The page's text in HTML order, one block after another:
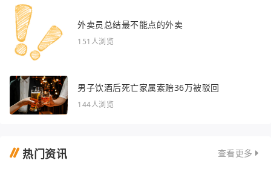
外卖员总结最不能点的外卖
151人浏览
男子饮酒后死亡家属索赔36万被驳回
144人浏览
热门资讯 查看更多